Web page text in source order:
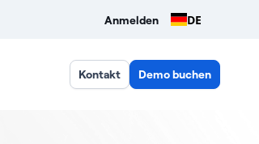
Anmelden DE
Kontakt Demo buchen